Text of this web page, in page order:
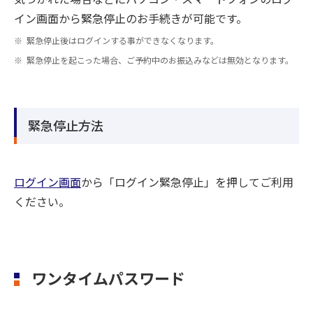
イン画面から緊急停止のお手続きが可能です。
緊急停止後はログインする事ができなくなります。
緊急停止を起こった場合、ご予約中のお振込みなどは無効となります。
緊急停止方法
ログイン画面から「ログイン緊急停止」を押してご利用
ください。
ワンタイムパスワード